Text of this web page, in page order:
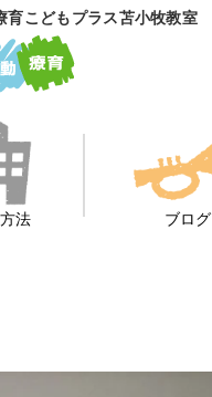
こどもプラス苫小牧教室
法 ブログ